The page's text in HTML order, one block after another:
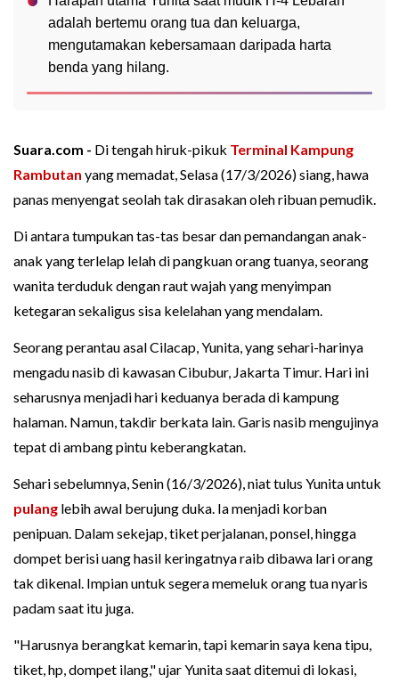
adalah bertemu orang tua dan keluarga,
mengutamakan kebersamaan daripada harta
benda yang hilang.
Suara.com - Di tengah hiruk-pikuk Terminal Kampung
Rambutan yang memadat, Selasa (17/3/2026) siang, hawa
panas menyengat seolah tak dirasakan oleh ribuan pemudik.
Di antara tumpukan tas-tas besar dan pemandangan anak-
anak yang terlelap lelah di pangkuan orang tuanya, seorang
wanita terduduk dengan raut wajah yang menyimpan
ketegaran sekaligus sisa kelelahan yang mendalam.
Seorang perantau asal Cilacap, Yunita, yang sehari-harinya
mengadu nasib di kawasan Cibubur, Jakarta Timur. Hari ini
seharusnya menjadi hari keduanya berada di kampung
halaman. Namun, takdir berkata lain. Garis nasib mengujinya
tepat di ambang pintu keberangkatan.
Sehari sebelumnya, Senin (16/3/2026), niat tulus Yunita untuk
pulang lebih awal berujung duka. Ia menjadi korban
penipuan. Dalam sekejap, tiket perjalanan, ponsel, hingga
dompet berisi uang hasil keringatnya raib dibawa lari orang
tak dikenal. Impian untuk segera memeluk orang tua nyaris
padam saat itu juga.
"Harusnya berangkat kemarin, tapi kemarin saya kena tipu,
tiket, hp, dompet ilang," ujar Yunita saat ditemui di lokasi,